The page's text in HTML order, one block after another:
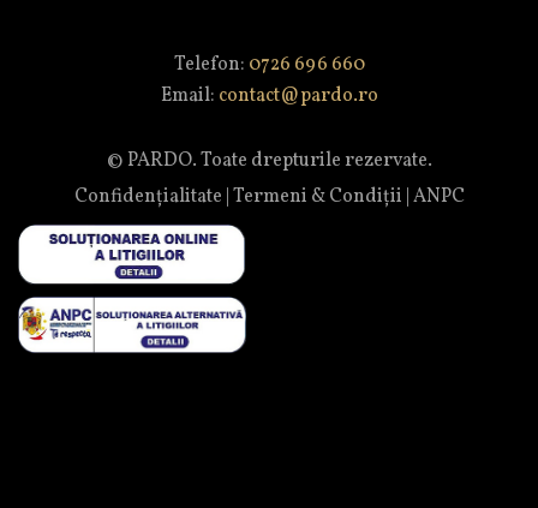
Telefon: 0726 696 660
Email: contact@pardo.ro
© PARDO. Toate drepturile rezervate.
Confidențialitate |Termeni & Condiții |ANPC